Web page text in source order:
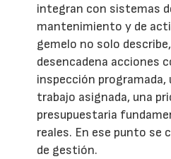
integran con sistemas
mantenimiento y de
gemelo no solo
desencadena acciones
inspección programada,
trabajo asignada, una
presupuestaria
reales. En ese punto se
de gestión.